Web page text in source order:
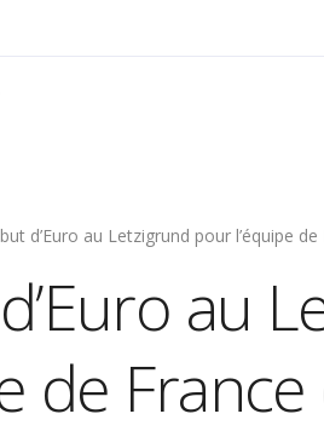
d’outils
d’Euro au Letzigrund pour l’équipe
au
de